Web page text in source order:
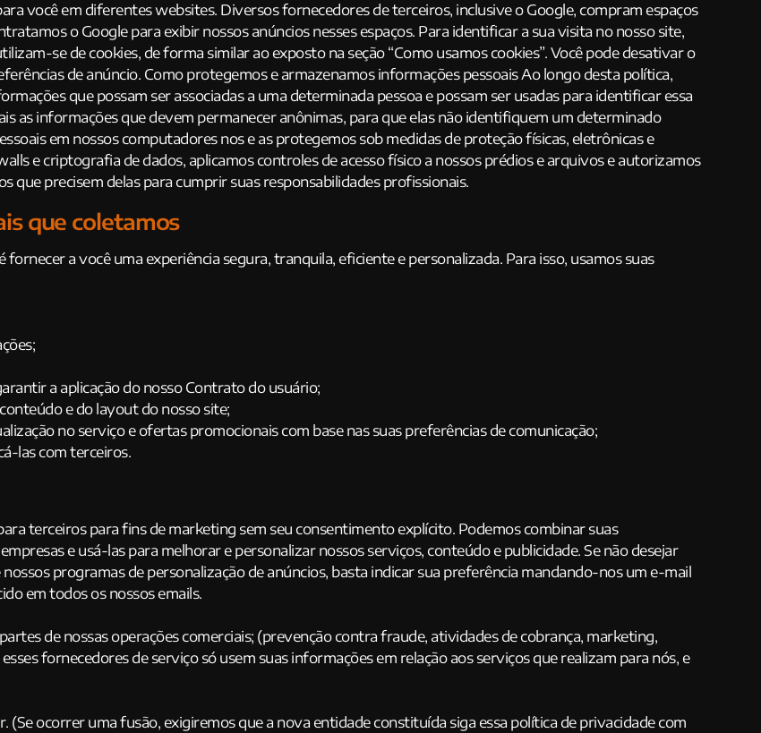
você em diferentes websites. Diversos fornecedores de terceiros, inclusive o Google, compram espaços
o Google para exibir nossos anúncios nesses espaços. Para identificar a sua visita no nosso site,
se de cookies, de forma similar ao exposto na seção “Como usamos cookies”. Você pode desativar o
de anúncio. Como protegemos e armazenamos informações pessoais Ao longo desta política,
que possam ser associadas a uma determinada pessoa e possam ser usadas para identificar essa
as informações que devem permanecer anônimas, para que elas não identifiquem um determinado
em nossos computadores nos e as protegemos sob medidas de proteção físicas, eletrônicas e
e criptografia de dados, aplicamos controles de acesso físico a nossos prédios e arquivos e autorizamos
que precisem delas para cumprir suas responsabilidades profissionais.
que coletamos
a você uma experiência segura, tranquila, eficiente e personalizada. Para isso, usamos suas
a aplicação do nosso Contrato do usuário;
e do layout do nosso site;
no serviço e ofertas promocionais com base nas suas preferências de comunicação;
las com terceiros.
terceiros para fins de marketing sem seu consentimento explícito. Podemos combinar suas
e usá-las para melhorar e personalizar nossos serviços, conteúdo e publicidade. Se não desejar
programas de personalização de anúncios, basta indicar sua preferência mandando-nos um e-mail
em todos os nossos emails.
de nossas operações comerciais; (prevenção contra fraude, atividades de cobrança, marketing,
fornecedores de serviço só usem suas informações em relação aos serviços que realizam para nós, e
ocorrer uma fusão, exigiremos que a nova entidade constituída siga essa política de privacidade com